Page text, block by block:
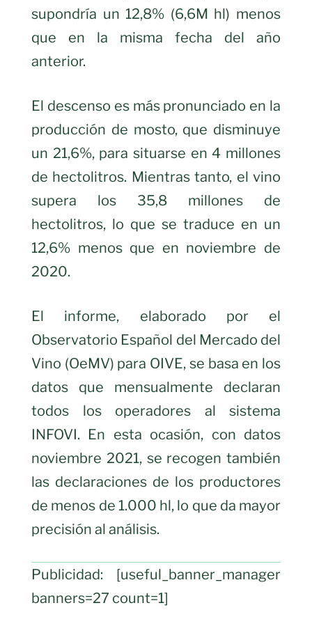
supondría un 12,8% (6,6M hl) menos
que en la misma fecha del año
anterior.
El descenso es más pronunciado en la
producción de mosto, que disminuye
un 21,6%, para situarse en 4 millones
de hectolitros. Mientras tanto, el vino
supera los 35,8 millones de
hectolitros, lo que se traduce en un
12,6% menos que en noviembre de
2020.
El informe, elaborado por el
Observatorio Español del Mercado del
Vino (OeMV) para OIVE, se basa en los
datos que mensualmente declaran
todos los operadores al sistema
INFOVI. En esta ocasión, con datos
noviembre 2021, se recogen también
las declaraciones de los productores
de menos de 1.000 hl, lo que da mayor
precisión al análisis.
Publicidad: [useful_banner_manager
banners=27 count=1]